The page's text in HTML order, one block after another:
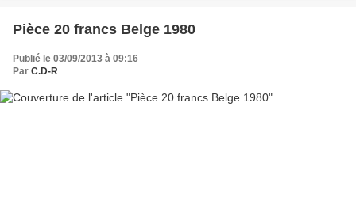
Pièce 20 francs Belge 1980
Publié le 03/09/2013 à 09:16
Par C.D-R